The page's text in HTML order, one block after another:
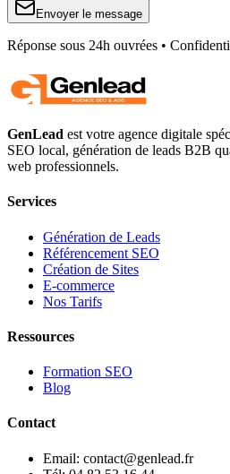
Envoyer le message
Réponse sous 24h ouvrées •
GenLead est votre agence digitale
SEO local, génération de leads B2B
web professionnels.
Services
Génération de Leads
Référencement SEO
Création de Sites
E-commerce
Nos Tarifs
Ressources
Formation SEO
Blog
Contact
Email: contact@genlead.fr